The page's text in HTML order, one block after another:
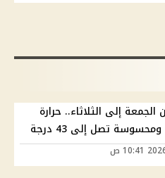
إلى الثلاثاء.. حرارة
تصل إلى 43 درجة